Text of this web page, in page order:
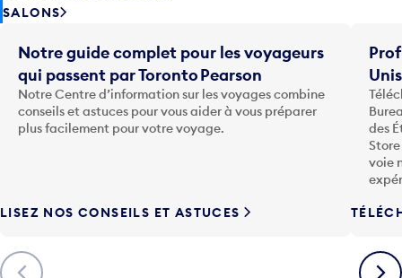
SALONS
Précédent
Notre guide complet pour les voyageurs
qui passent par Toronto Pearson
Notre Centre d’information sur les voyages combine
conseils et astuces pour vous aider à vous préparer
plus facilement pour votre voyage.
LISEZ NOS CONSEILS ET ASTUCES
des
voie